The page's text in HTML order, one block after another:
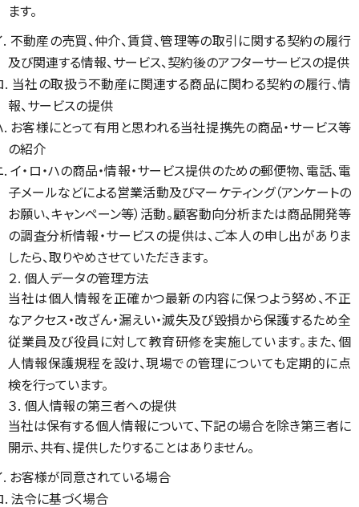
ます。
. 不動産の売買、仲介、賃貸、管理等の取引に関する契約の履行
及び関連する情報、サービス、契約後のアフターサービスの提供
. 当社の取扱う不動産に関連する商品に関わる契約の履行、情
報、サービスの提供
. お客様にとって有用と思われる当社提携先の商品・サービス等
の紹介
. イ・ロ・ハの商品・情報・サービス提供のための郵便物、電話、電
子メールなどによる営業活動及びマーケティング（アンケートの
お願い、キャンペーン等）活動。顧客動向分析または商品開発等
の調査分析情報・サービスの提供は、ご本人の申し出がありま
したら、取りやめさせていただきます。
２. 個人データの管理方法
当社は個人情報を正確かつ最新の内容に保つよう努め、不正
なアクセス・改ざん・漏えい・滅失及び毀損から保護するため全
従業員及び役員に対して教育研修を実施しています。また、個
人情報保護規程を設け、現場での管理についても定期的に点
検を行っています。
３. 個人情報の第三者への提供
当社は保有する個人情報について、下記の場合を除き第三者に
開示、共有、提供したりすることはありません。
. お客様が同意されている場合
. 法令に基づく場合